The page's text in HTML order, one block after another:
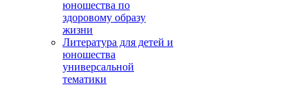
юношества по
здоровому образу
жизни
Литература для детей и
юношества
универсальной
тематики